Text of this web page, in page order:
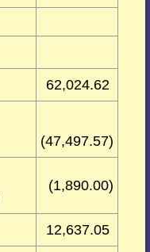
62,024.62
(47,497.57)
(1,890.00)
12,637.05